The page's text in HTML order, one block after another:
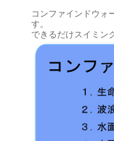
コンファインドウォ
す。
できるだけスイミン